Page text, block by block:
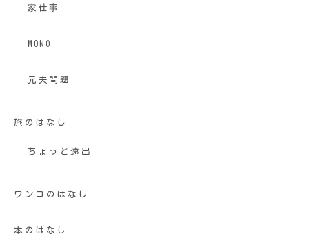
家仕事
MONO
元夫問題
旅のはなし
ちょっと遠出
ワンコのはなし
本のはなし